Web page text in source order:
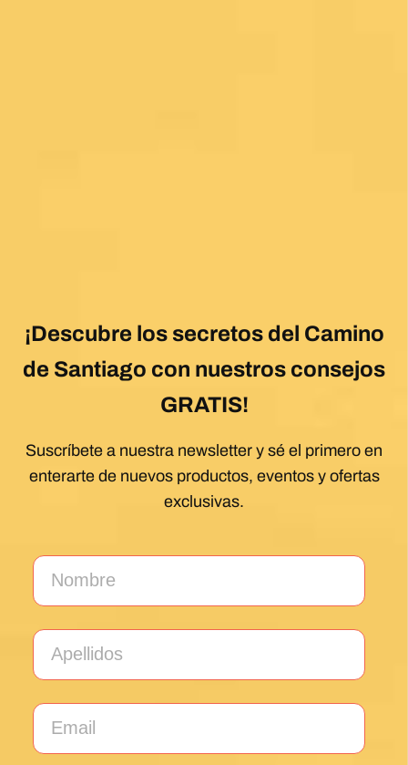
¡Descubre los secretos del Camino
de Santiago con nuestros consejos
GRATIS!
Suscríbete a nuestra newsletter y sé el primero en
enterarte de nuevos productos, eventos y ofertas
exclusivas.